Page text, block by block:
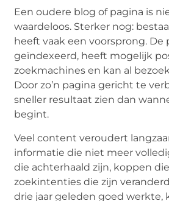
Een oudere blog of pagina is
waardeloos. Sterker nog:
heeft vaak een voorsprong. De
geïndexeerd, heeft mogelijk
zoekmachines en kan al
Door zo’n pagina gericht te
sneller resultaat zien dan
begint.
Veel content veroudert
informatie die niet meer
die achterhaald zijn, koppen
zoekintenties die zijn
drie jaar geleden goed werkte,